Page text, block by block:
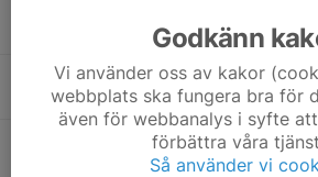
17:30
20:00
Seriespel 2026
Fålehagen DGP
Godkänn
Vi använder oss av kakor
webbplats ska fungera bra för
även för webbanalys i syfte
förbättra våra
Så använder vi